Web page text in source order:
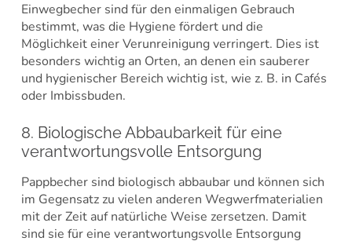
Einwegbecher sind für den einmaligen Gebrauch
bestimmt, was die Hygiene fördert und die
Möglichkeit einer Verunreinigung verringert. Dies ist
besonders wichtig an Orten, an denen ein sauberer
und hygienischer Bereich wichtig ist, wie z. B. in Cafés
oder Imbissbuden.
8. Biologische Abbaubarkeit für eine
verantwortungsvolle Entsorgung
Pappbecher sind biologisch abbaubar und können sich
im Gegensatz zu vielen anderen Wegwerfmaterialien
mit der Zeit auf natürliche Weise zersetzen. Damit
sind sie für eine verantwortungsvolle Entsorgung